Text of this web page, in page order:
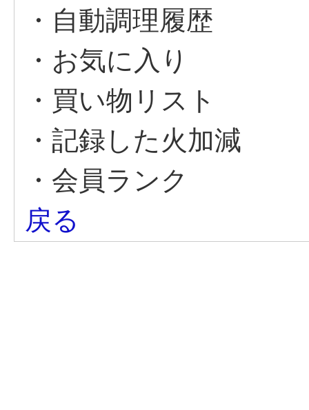
・自動調理履歴
・お気に入り
・買い物リスト
・記録した火加減
・会員ランク
戻る